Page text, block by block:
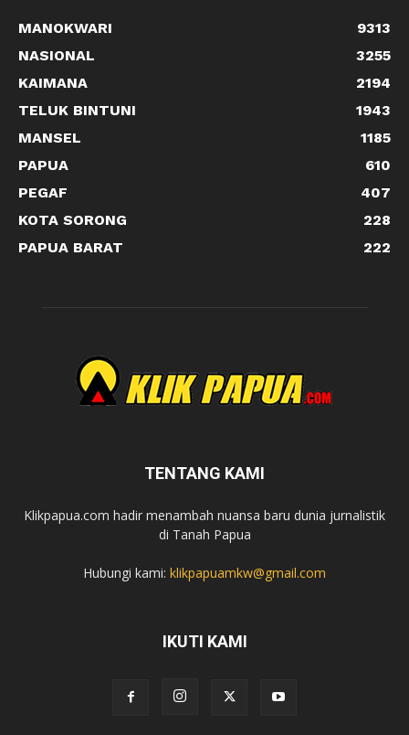
MANOKWARI
9313
NASIONAL
3255
KAIMANA
2194
TELUK BINTUNI
1943
MANSEL
1185
PAPUA
610
PEGAF
407
KOTA SORONG
228
PAPUA BARAT
222
TENTANG KAMI
Klikpapua.com hadir menambah nuansa baru dunia jurnalistik
di Tanah Papua
Hubungi kami: klikpapuamkw@gmail.com
IKUTI KAMI